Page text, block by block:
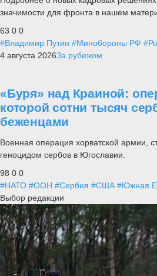
значимости для фронта в нашем
63 0 0
#Владимир Путин #Минобороны РФ
4 августа 2026За рубежом
«Буря» над Краиной:
которой сотни тысяч
беженцами
Военная операция хорватской армии,
геноцидом сербов в Югославии.
98 0 0
#НАТО #ООН #Сербия #США #Южная
Выбор редакции